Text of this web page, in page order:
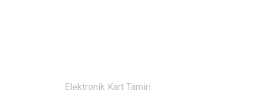
Elektronik Kart Tamiri